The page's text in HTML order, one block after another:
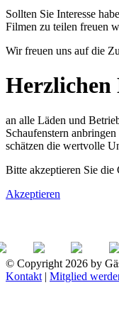
Sollten Sie Interesse
Filmen zu teilen freuen
Wir freuen uns auf die
Herzlichen
an alle Läden und
Schaufenstern
schätzen die wertvolle
Bitte akzeptieren Sie die
Akzeptieren
© Copyright 2026 by
Kontakt | Mitglied